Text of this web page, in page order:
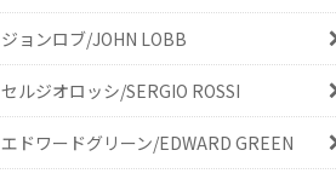
ジョンロブ/JOHN LOBB
セルジオロッシ/SERGIO ROSSI
エドワードグリーン/EDWARD GREEN